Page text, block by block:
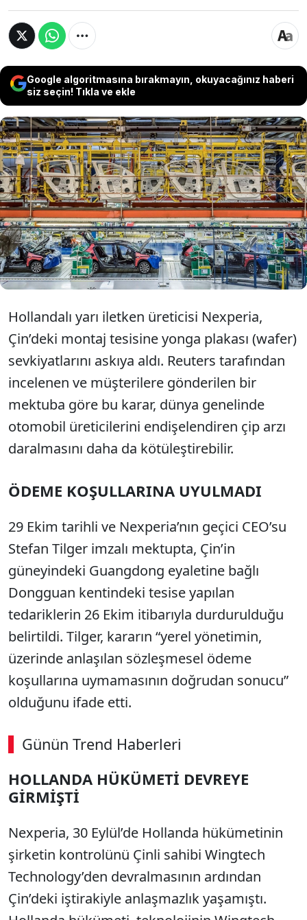
Google algoritmasına bırakmayın, okuyacağınız haberi
siz seçin! Tıkla ve ekle
Hollanda merkezli yarı iletken üreticisi
Nexperia, Çin’deki fabrikasına yonga plakası
sevkiyatını durdurdu. Bu karar, zaten hassas
durumda olan küresel çip tedarikini daha da
sıkıştırarak otomobil üreticilerini alarma
geçirdi.
Hollandalı yarı iletken üreticisi Nexperia,
Çin’deki montaj tesisine yonga plakası (wafer)
sevkiyatlarını askıya aldı. Reuters tarafından
incelenen ve müşterilere gönderilen bir
mektuba göre bu karar, dünya genelinde
otomobil üreticilerini endişelendiren çip arzı
daralmasını daha da kötüleştirebilir.
ÖDEME KOŞULLARINA UYULMADI
29 Ekim tarihli ve Nexperia’nın geçici CEO’su
Stefan Tilger imzalı mektupta, Çin’in
güneyindeki Guangdong eyaletine bağlı
Dongguan kentindeki tesise yapılan
tedariklerin 26 Ekim itibarıyla durdurulduğu
belirtildi. Tilger, kararın “yerel yönetimin,
üzerinde anlaşılan sözleşmesel ödeme
koşullarına uymamasının doğrudan sonucu”
olduğunu ifade etti.
Günün Trend Haberleri
00:02 / 02:14
HOLLANDA HÜKÜMETİ DEVREYE
GİRMİŞTİ
Nexperia, 30 Eylül’de Hollanda hükümetinin
şirketin kontrolünü Çinli sahibi Wingtech
Technology’den devralmasının ardından
Çin’deki iştirakiyle anlaşmazlık yaşamıştı.